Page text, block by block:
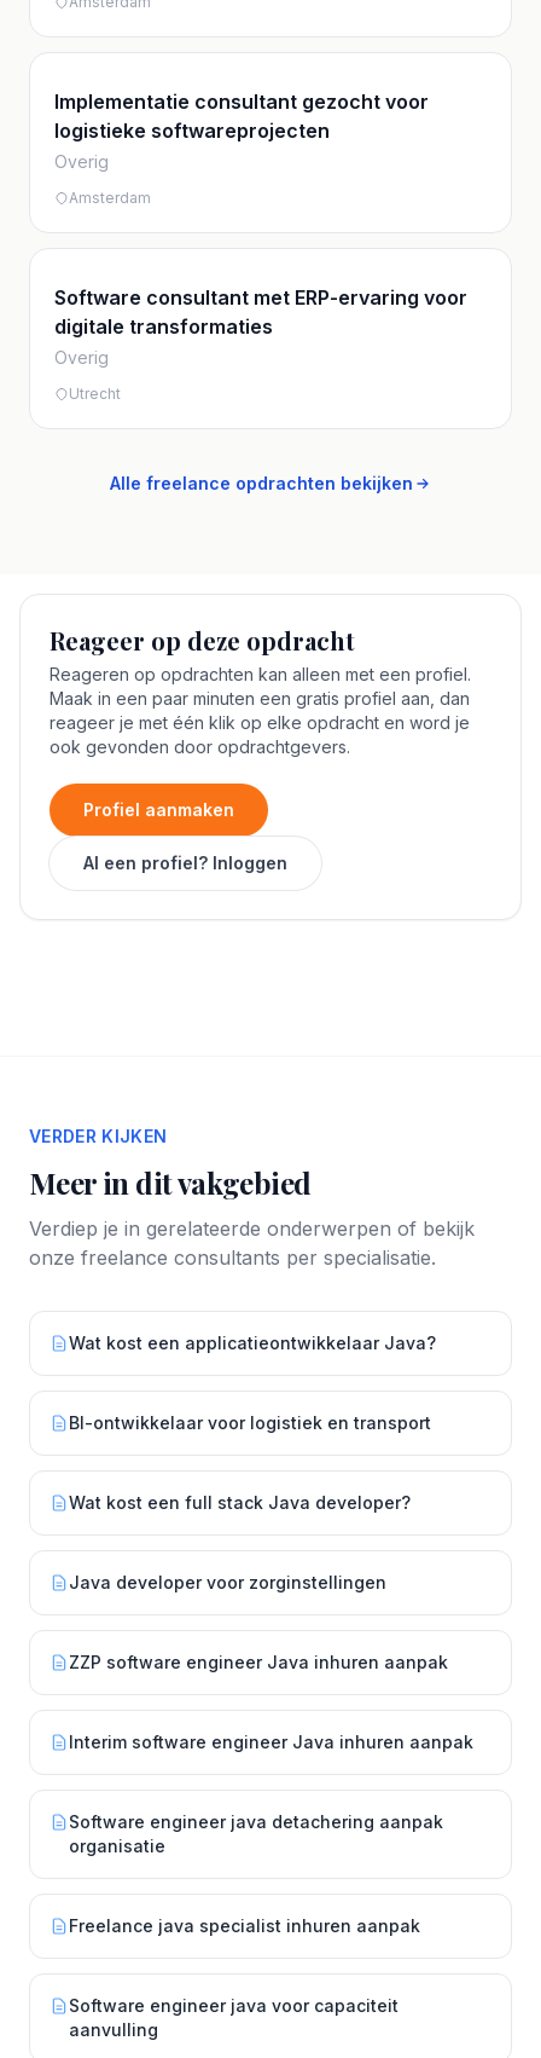
Implementatie consultant gezocht voor
logistieke softwareprojecten
Overig
Amsterdam
Software consultant met ERP-ervaring voor
digitale transformaties
Overig
Utrecht
Alle freelance opdrachten bekijken
Reageer op deze opdracht
Reageren op opdrachten kan alleen met een profiel.
Maak in een paar minuten een gratis profiel aan, dan
reageer je met één klik op elke opdracht en word je
ook gevonden door opdrachtgevers.
Profiel aanmaken
Al een profiel? Inloggen
VERDER KIJKEN
Meer in dit vakgebied
Verdiep je in gerelateerde onderwerpen of bekijk
onze freelance consultants per specialisatie.
Wat kost een applicatieontwikkelaar Java?
BI-ontwikkelaar voor logistiek en transport
Wat kost een full stack Java developer?
Java developer voor zorginstellingen
ZZP software engineer Java inhuren aanpak
Interim software engineer Java inhuren aanpak
Software engineer java detachering aanpak
organisatie
Freelance java specialist inhuren aanpak
Software engineer java voor capaciteit
aanvulling